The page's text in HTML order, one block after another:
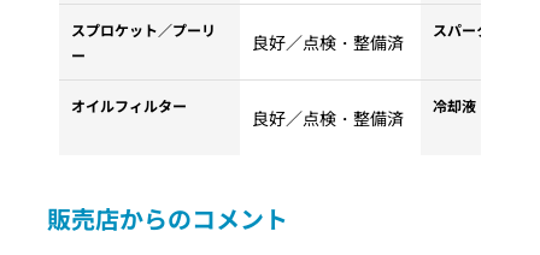
スプロケット／プーリ
ー
良好／点検・整備済
スパークプラグ
オイルフィルター
良好／点検・整備済
冷却液・クーラ
販売店からのコメント